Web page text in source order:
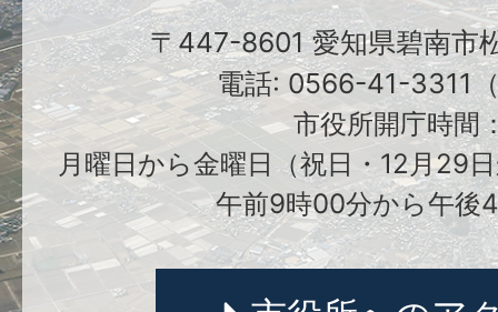
〒447-8601 愛知県碧南市
電話: 0566-41-3311
市役所開庁時間
月曜日から金曜日（祝日・12月29
午前9時00分から午後